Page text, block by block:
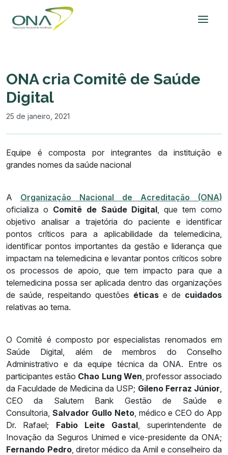
ONA cria Comitê de Saúde
Digital
25 de janeiro, 2021
Equipe é composta por integrantes da instituição e
grandes nomes da saúde nacional
A Organização Nacional de Acreditação (ONA)
oficializa o Comitê de Saúde Digital, que tem como
objetivo analisar a trajetória do paciente e identificar
pontos críticos para a aplicabilidade da telemedicina,
identificar pontos importantes da gestão e liderança que
impactam na telemedicina e levantar pontos críticos sobre
os processos de apoio, que tem impacto para que a
telemedicina possa ser aplicada dentro das organizações
de saúde, respeitando questões éticas e de cuidados
relativas ao tema.
O Comitê é composto por especialistas renomados em
Saúde Digital, além de membros do Conselho
Administrativo e da equipe técnica da ONA. Entre os
participantes estão Chao Lung Wen, professor associado
da Faculdade de Medicina da USP; Gileno Ferraz Júnior,
CEO da Salutem Bank Gestão de Saúde e
Consultoria, Salvador Gullo Neto, médico e CEO do App
Dr. Rafael; Fabio Leite Gastal, superintendente de
Inovação da Seguros Unimed e vice-presidente da ONA;
Fernando Pedro, diretor médico da Amil e conselheiro da